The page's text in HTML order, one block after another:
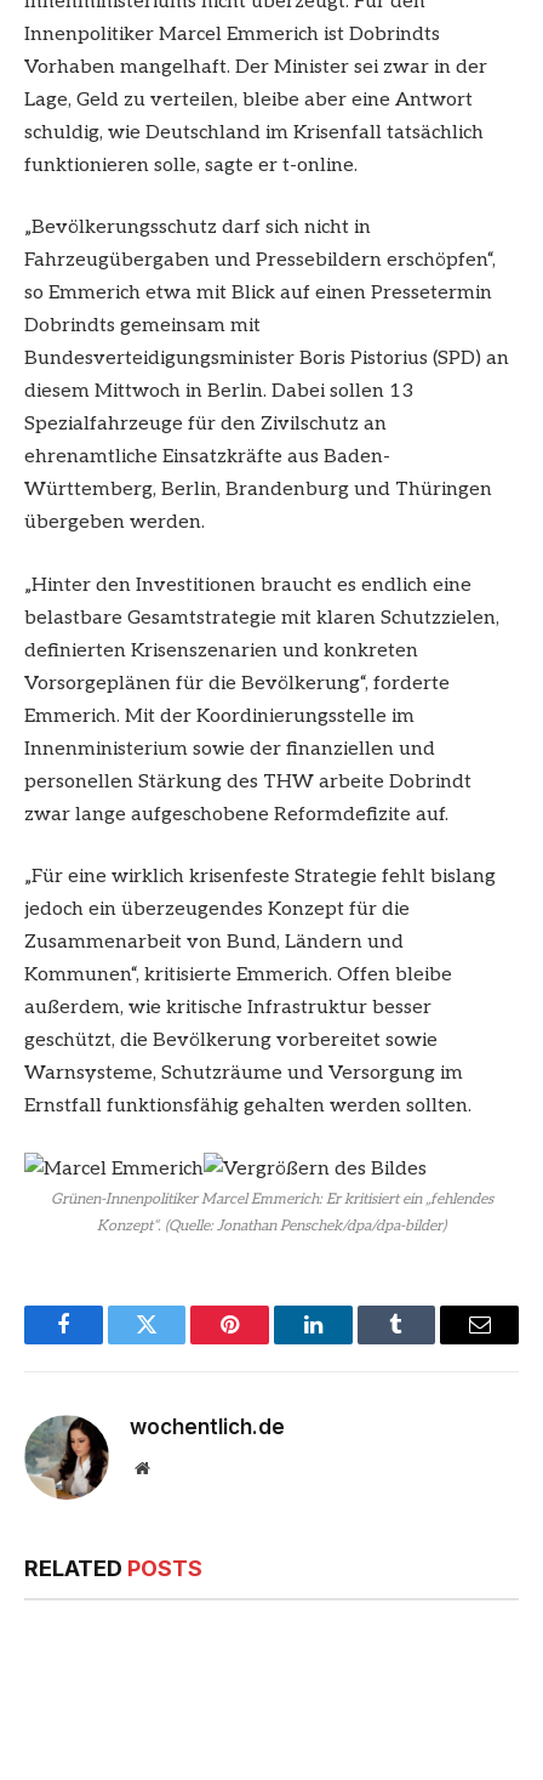
Innenpolitiker Marcel Emmerich ist Dobrindts
Vorhaben mangelhaft. Der Minister sei zwar in der
Lage, Geld zu verteilen, bleibe aber eine Antwort
schuldig, wie Deutschland im Krisenfall tatsächlich
funktionieren solle, sagte er t-online.
„Bevölkerungsschutz darf sich nicht in
Fahrzeugübergaben und Pressebildern erschöpfen“,
so Emmerich etwa mit Blick auf einen Pressetermin
Dobrindts gemeinsam mit
Bundesverteidigungsminister Boris Pistorius (SPD) an
diesem Mittwoch in Berlin. Dabei sollen 13
Spezialfahrzeuge für den Zivilschutz an
ehrenamtliche Einsatzkräfte aus Baden-
Württemberg, Berlin, Brandenburg und Thüringen
übergeben werden.
„Hinter den Investitionen braucht es endlich eine
belastbare Gesamtstrategie mit klaren Schutzzielen,
definierten Krisenszenarien und konkreten
Vorsorgeplänen für die Bevölkerung“, forderte
Emmerich. Mit der Koordinierungsstelle im
Innenministerium sowie der finanziellen und
personellen Stärkung des THW arbeite Dobrindt
zwar lange aufgeschobene Reformdefizite auf.
„Für eine wirklich krisenfeste Strategie fehlt bislang
jedoch ein überzeugendes Konzept für die
Zusammenarbeit von Bund, Ländern und
Kommunen“, kritisierte Emmerich. Offen bleibe
außerdem, wie kritische Infrastruktur besser
geschützt, die Bevölkerung vorbereitet sowie
Warnsysteme, Schutzräume und Versorgung im
Ernstfall funktionsfähig gehalten werden sollten.
Grünen-Innenpolitiker Marcel Emmerich: Er kritisiert ein „fehlendes
Konzept“. (Quelle: Jonathan Penschek/dpa/dpa-bilder)
FacebookTwitter Pinterest LinkedInTumblr Email
wochentlich.de
Website
RELATED POSTS